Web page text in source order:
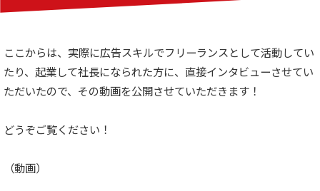
ここからは、実際に広告スキルでフリーランスとして活動してい
たり、起業して社長になられた方に、直接インタビューさせてい
ただいたので、その動画を公開させていただきます！
どうぞご覧ください！
（動画）